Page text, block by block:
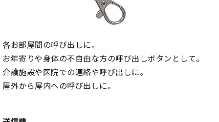
各お部屋間の呼び出しに。
お年寄りや身体の不自由な方の呼び出しボタンとして。
介護施設や医院での連絡や呼び出しに。
屋外から屋内への呼び出しに。